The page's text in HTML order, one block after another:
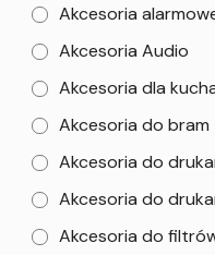
Akcesoria
Akcesoria Audio
Akcesoria dla
Akcesoria do bram
Akcesoria do
Akcesoria do
Akcesoria do